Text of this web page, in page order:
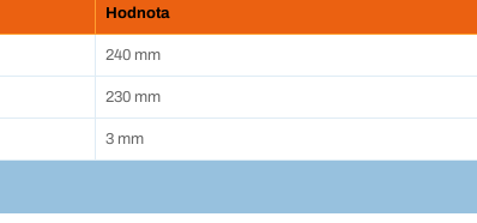
Hodnota
240 mm
230 mm
3 mm